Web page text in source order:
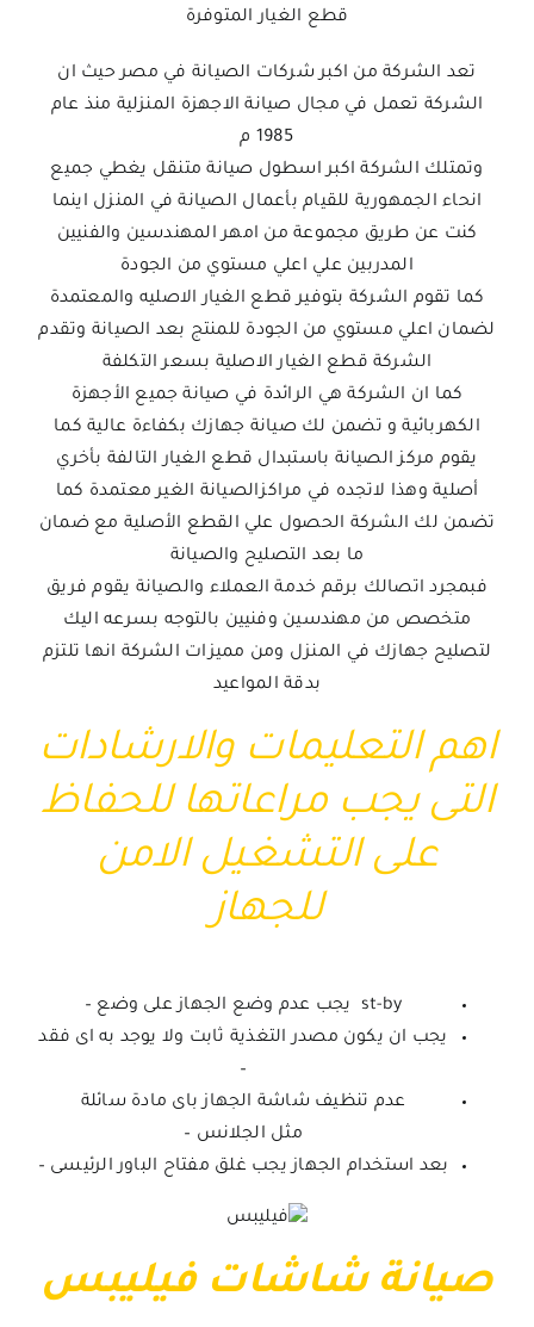
قطع الغيار المتوفرة
تعد الشركة من اكبر شركات الصيانة في مصر حيث ان
الشركة تعمل في مجال صيانة الاجهزة المنزلية منذ عام
1985 م
وتمتلك الشركة اكبر اسطول صيانة متنقل يغطي جميع
انحاء الجمهورية للقيام بأعمال الصيانة في المنزل اينما
كنت عن طريق مجموعة من امهر المهندسين والفنيين
المدربين علي اعلي مستوي من الجودة
كما تقوم الشركة بتوفير قطع الغيار الاصليه والمعتمدة
لضمان اعلي مستوي من الجودة للمنتج بعد الصيانة وتقدم
الشركة قطع الغيار الاصلية بسعر التكلفة
كما ان الشركة هي الرائدة في صيانة جميع الأجهزة
الكهربائية و تضمن لك صيانة جهازك بكفاءة عالية كما
يقوم مركز الصيانة باستبدال قطع الغيار التالفة بأخري
أصلية وهذا لاتجده في مراكزالصيانة الغير معتمدة كما
تضمن لك الشركة الحصول علي القطع الأصلية مع ضمان
ما بعد التصليح والصيانة
فبمجرد اتصالك برقم خدمة العملاء والصيانة يقوم فريق
متخصص من مهندسين وفنيين بالتوجه بسرعه اليك
لتصليح جهازك في المنزل ومن مميزات الشركة انها تلتزم
بدقة المواعيد
اهم التعليمات والارشادات
التى يجب مراعاتها للحفاظ
على التشغيل الامن
للجهاز
st-by يجب عدم وضع الجهاز على وضع –
يجب ان يكون مصدر التغذية ثابت ولا يوجد به اى فقد
–
عدم تنظيف شاشة الجهاز باى مادة سائلة
مثل الجلانس –
بعد استخدام الجهاز يجب غلق مفتاح الباور الرئيسى –
صيانة شاشات فيليبس